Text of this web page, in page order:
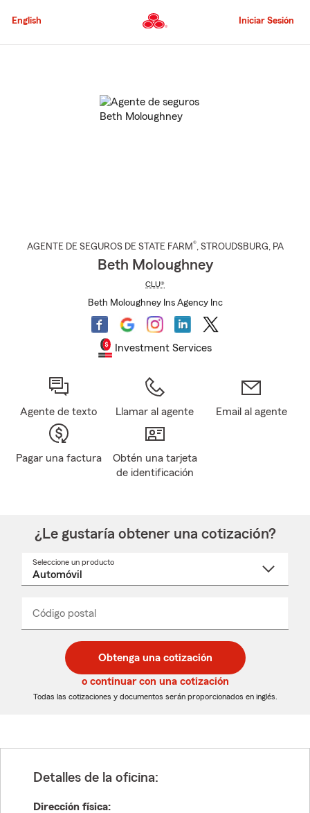
al
principal
English Iniciar Sesión
AGENTE DE SEGUROS DE STATE FARM®, STROUDSBURG, PA
Beth Moloughney
CLU®
Beth Moloughney Ins Agency Inc
Investment Services
Agente de texto Llamar al agente Email al agente
Pagar una factura
Obtén una tarjeta
de identificación
¿Le gustaría obtener una cotización?
Seleccione un producto
desplegable
Código postal
de
5
dígitos
de
5
dígitos
_____
Obtenga una cotización
o continuar con una cotización
Todas las cotizaciones y documentos serán proporcionados en inglés.
Detalles de la oficina:
Dirección física: